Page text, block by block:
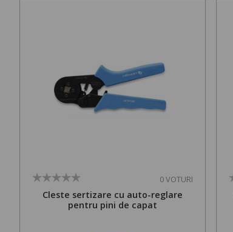
0 VOTURI
Cleste sertizare cu auto-reglare
pentru pini de capat